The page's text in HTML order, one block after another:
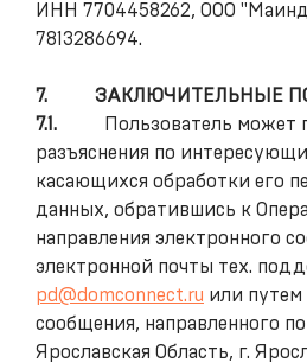
ИНН 7704458262, ООО
7813286694.
7. ЗАКЛЮЧИТЕЛЬНЫЕ
7.1.
Пользователь может
разъяснения по
касающихся обработки его
данных, обратившись к
направления электронного
электронной почты тех.
pd@domconnect.ru или путем
сообщения, направленного
Ярославская Область, г.